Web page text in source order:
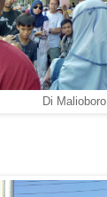
Di Malioboro